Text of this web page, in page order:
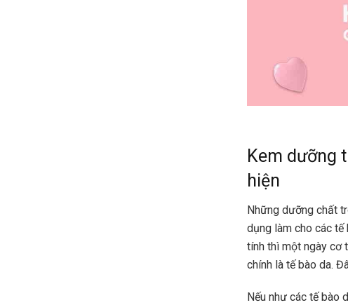
Kem dưỡng
hiện
Những dưỡng chất
dụng làm cho các tế
tính thì một ngày cơ
chính là tế bào da.
Nếu như các tế bào